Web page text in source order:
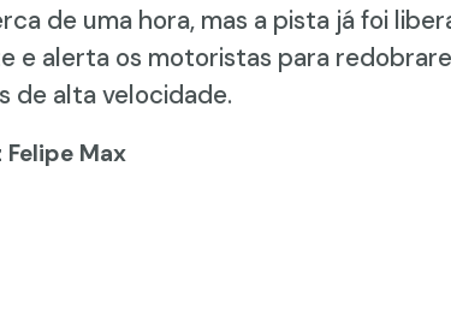
de uma hora, mas a pista já foi
e alerta os motoristas para
de alta velocidade.
Max